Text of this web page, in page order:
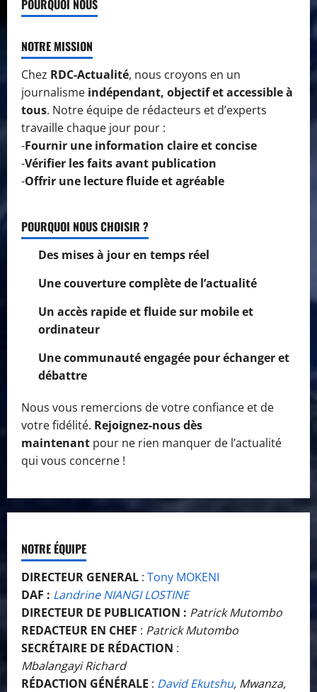
POURQUOI NOUS
NOTRE MISSION
Chez RDC-Actualité, nous croyons en un
journalisme indépendant, objectif et accessible à
tous. Notre équipe de rédacteurs et d’experts
travaille chaque jour pour :
-Fournir une information claire et concise
-Vérifier les faits avant publication
-Offrir une lecture fluide et agréable
POURQUOI NOUS CHOISIR ?
Des mises à jour en temps réel
Une couverture complète de l’actualité
Un accès rapide et fluide sur mobile et
ordinateur
Une communauté engagée pour échanger et
débattre
Nous vous remercions de votre confiance et de
votre fidélité. Rejoignez-nous dès
maintenant pour ne rien manquer de l’actualité
qui vous concerne !
NOTRE ÉQUIPE
DIRECTEUR GENERAL : Tony MOKENI
DAF : Landrine NIANGI LOSTINE
DIRECTEUR DE PUBLICATION : Patrick Mutombo
REDACTEUR EN CHEF : Patrick Mutombo
SECRÉTAIRE DE RÉDACTION :
Mbalangayi Richard
RÉDACTION GÉNÉRALE : David Ekutshu, Mwanza,